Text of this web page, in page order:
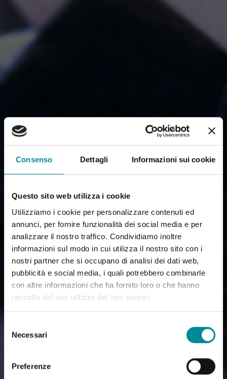
Consenso Dettagli Informazioni sui cookie
Questo sito web utilizza i cookie
Utilizziamo i cookie per personalizzare contenuti ed
annunci, per fornire funzionalità dei social media e per
analizzare il nostro traffico. Condividiamo inoltre
informazioni sul modo in cui utilizza il nostro sito con i
nostri partner che si occupano di analisi dei dati web,
pubblicità e social media, i quali potrebbero combinarle
con altre informazioni che ha fornito loro o che hanno
raccolto dal suo utilizzo dei loro servizi.
delNecessari
Preferenze